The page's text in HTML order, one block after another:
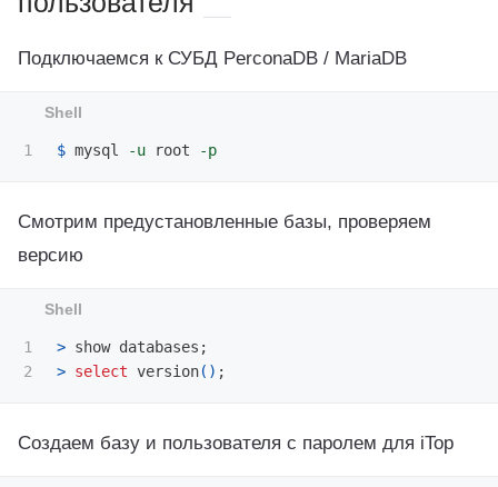
Подключаемся к СУБД PerconaDB / MariaDB
$ mysql -u root -p
Смотрим предустановленные базы, проверяем
версию
1
> show databases ;
> select version() ;
Создаем базу и пользователя с паролем для iTop